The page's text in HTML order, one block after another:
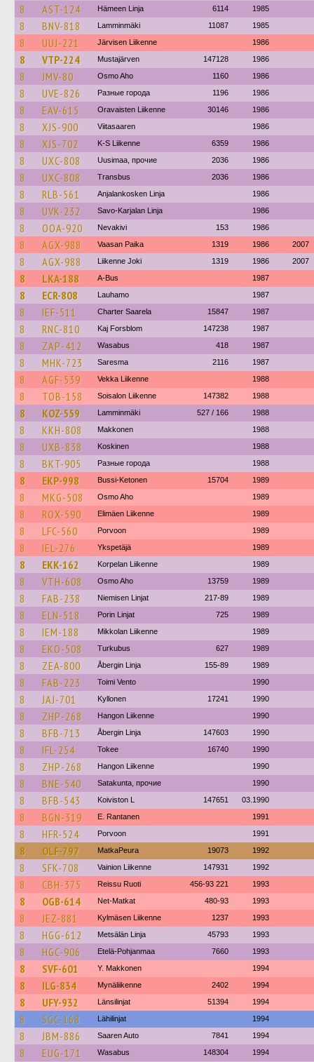
8 AST-124 Hämeen Linja 6114 1985
8 BNV-818 Lamminmäki 11087 1985
8 UUJ-221 Järvisen Liikenne 1986
8 VTP-224 Mustajärven 147128 1986
8 JMV-80 Osmo Aho 1160 1986
8 UVE-826 Разные города 1196 1986
8 EAV-615 Oravaisten Liikenne 30146 1986
8 XJS-900 Viitasaaren 1986
8 XJS-702 K-S Liikenne 6359 1986
8 UXC-808 Uusimaa, прочие 2036 1986
8 UXC-808 Transbus 2036 1986
8 RLB-561 Anjalankosken Linja 1986
8 UVK-232 Savo-Karjalan Linja 1986
8 OOA-920 Nevakivi 153 1986
8 AGX-988 Vaasan Paika 1319 1986 2007
8 AGX-988 Liikenne Joki 1319 1986 2007
8 LKA-188 A-Bus 1987
8 ECR-808 Lauhamo 1987
8 IEF-511 Charter Saarela 15847 1987
8 RNC-810 Kaj Forsblom 147238 1987
8 ZAP-412 Wasabus 418 1987
8 MHK-723 Saresma 2116 1987
8 AGF-539 Vekka Liikenne 1988
8 TOB-158 Soisalon Liikenne 147382 1988
8 KOZ-559 Lamminmäki 527 / 166 1988
8 KKH-808 Makkonen 1988
8 UXB-838 Koskinen 1988
8 BKT-905 Разные города 1988
8 EKP-998 Bussi-Ketonen 15704 1989
8 MKG-508 Osmo Aho 1989
8 ROX-590 Elimäen Liikenne 1989
8 LFC-560 Porvoon 1989
8 IEL-276 Ykspetäjä 1989
8 EKK-162 Korpelan Liikenne 1989
8 VTH-608 Osmo Aho 13759 1989
8 FAB-238 Niemisen Linjat 217-89 1989
8 ELN-518 Porin Linjat 725 1989
8 IEM-188 Mikkolan Liikenne 1989
8 EKO-508 Turkubus 627 1989
8 ZEA-800 Åbergin Linja 155-89 1989
8 FAB-223 Toimi Vento 1990
8 JAJ-701 Kyllonen 17241 1990
8 ZHP-268 Hangon Liikenne 1990
8 BFB-713 Åbergin Linja 147603 1990
8 IFL-254 Tokee 16740 1990
8 ZHP-268 Hangon Liikenne 1990
8 BNE-540 Satakunta, прочие 1990
8 BFB-543 Koiviston L 147651 03.1990
8 BGN-319 E. Rantanen 1991
8 HFR-524 Porvoon 1991
8 OLF-797 MatkaPeura 19073 1992
8 SFK-708 Vainion Liikenne 147931 1992
8 CBH-375 Reissu Ruoti 456-93 221 1993
8 OGB-614 Net-Matkat 480-93 1993
8 JEZ-881 Kylmäsen Liikenne 1237 1993
8 HGG-612 Metsälän Linja 45793 1993
8 HGC-906 Etelä-Pohjanmaa 7660 1993
8 SVF-601 Y. Makkonen 1994
8 ILG-834 Mynäliikenne 2402 1994
8 UFY-932 Länsilinjat 51394 1994
8 SGC-168 Lähilinjat 1994
8 JBM-886 Saaren Auto 7841 1994
8 EUG-171 Wasabus 148304 1994